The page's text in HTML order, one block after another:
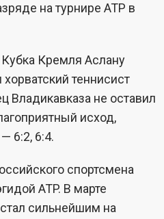
на турнире ATP в
Кремля Аслану
теннисист
Владикавказа не оставил
исход,
6:2, 6:4.
спортсмена
ATP. В марте
сильнейшим на